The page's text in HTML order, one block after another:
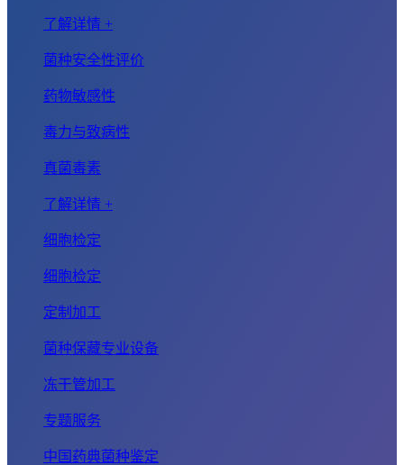
了解详情 +
菌种安全性评价
药物敏感性
毒力与致病性
真菌毒素
了解详情 +
细胞检定
细胞检定
定制加工
菌种保藏专业设备
冻干管加工
专题服务
中国药典菌种鉴定